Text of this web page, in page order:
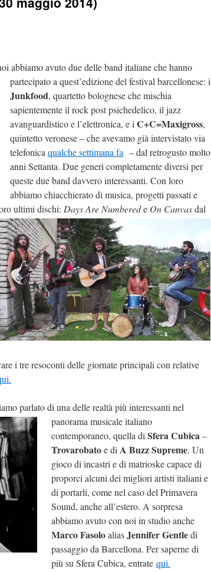
abbiamo avuto due delle band italianeche hanno
partecipato a quest’edizione del festival barcellonese: i
Junkfood, quartetto bolognese che mischia
sapientemente il rock post psichedelico, il jazz
avanguardistico e l’elettronica, e i C+C=Maxigross,
quintetto veronese – che avevamo già intervistato via
telefonica qualche settimana fa – dal retrogusto molto
anni Settanta. Due generi completamente diversi per
queste due band davvero interessanti. Con loro
abbiamo chiacchierato di musica, progetti passati e
ultimi dischi: Days Are Numberede On Canvasdal
i tre resoconti delle giornate principali con relative
parlato di una delle realtà più interessanti nel
panorama musicale italiano
contemporaneo, quella di Sfera Cubica–
Trovarobatoe di A Buzz Supreme. Un
gioco di incastri e di matrioske capace di
proporci alcuni dei migliori artisti italiani e
di portarli, come nel caso del Primavera
Sound, anche all’estero. A sorpresa
abbiamo avuto con noi in studio anche
Marco FasoloaliasJennifer Gentledi
passaggio da Barcellona. Per saperne di
più su Sfera Cubica, entrate qui.